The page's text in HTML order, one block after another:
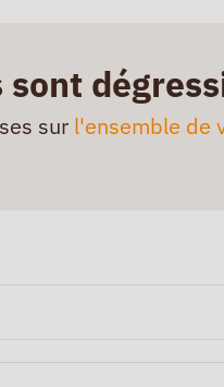
sur l'ensemble de